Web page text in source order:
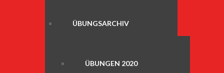
ÜBUNGSARCHIV
ÜBUNGEN 2020